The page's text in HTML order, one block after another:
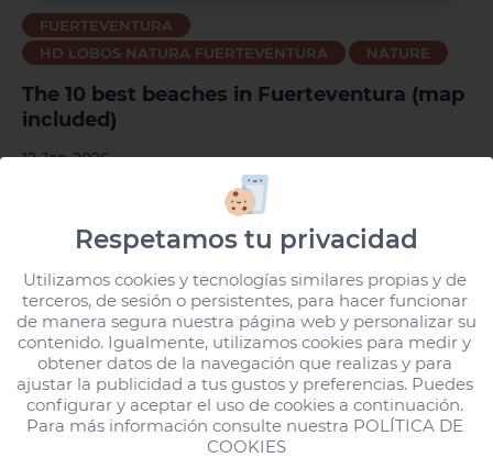
Loading...
FUERTEVENTURA
HD LOBOS NATURA FUERTEVENTURA
NATURE
The 10 best beaches in Fuerteventura (map
included)
12 Jan 2026
Respetamos tu privacidad
Utilizamos cookies y tecnologías similares propias y de
terceros, de sesión o persistentes, para hacer funcionar
de manera segura nuestra página web y personalizar su
contenido. Igualmente, utilizamos cookies para medir y
obtener datos de la navegación que realizas y para
ajustar la publicidad a tus gustos y preferencias. Puedes
configurar y aceptar el uso de cookies a continuación.
Para más información consulte nuestra POLÍTICA DE
COOKIES